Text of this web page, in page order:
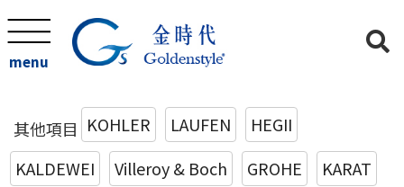
menu
其他項目 KOHLER LAUFEN
HEGII
KALDEWEI
Villeroy & Boch GROHE
KARAT